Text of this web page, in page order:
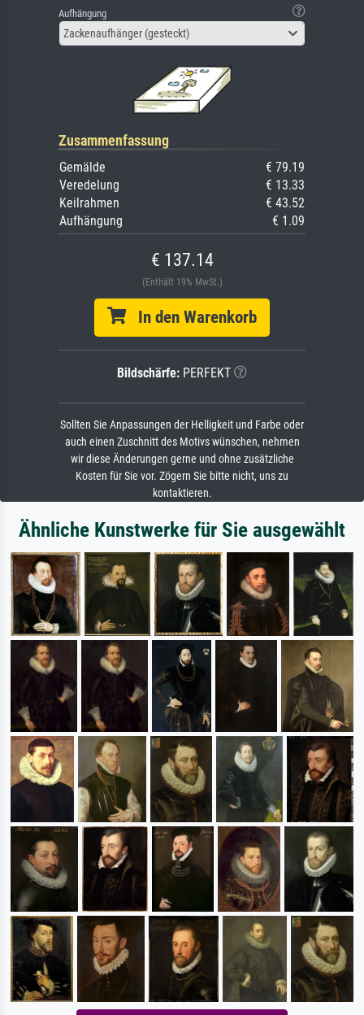
Aufhängung
Zackenaufhänger (gesteckt)
Zusammenfassung
Gemälde
€ 79.19
Veredelung
€ 13.33
Keilrahmen
€ 43.52
Aufhängung
€ 1.09
€ 137.14
(Enthält 19% MwSt.)
In den Warenkorb
Bildschärfe: PERFEKT
Sollten Sie Anpassungen der Helligkeit und Farbe oder
auch einen Zuschnitt des Motivs wünschen, nehmen
wir diese Änderungen gerne und ohne zusätzliche
Kosten für Sie vor. Zögern Sie bitte nicht, uns zu
kontaktieren.
Ähnliche Kunstwerke für Sie ausgewählt